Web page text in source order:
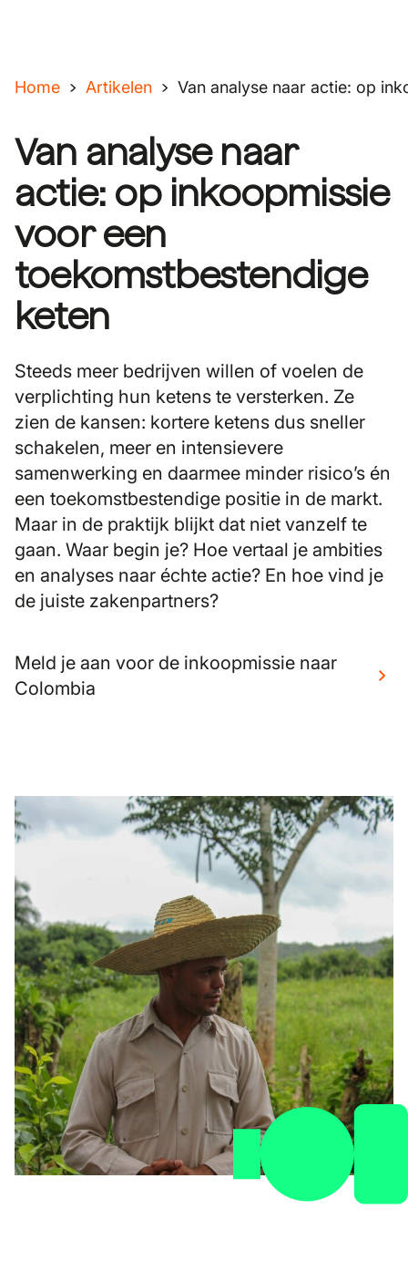
Home Artikelen Van analyse naar actie: op
Van analyse naar
actie: op inkoopmissie
voor een
toekomstbestendige
keten
Steeds meer bedrijven willen of voelen de
verplichting hun ketens te versterken. Ze
zien de kansen: kortere ketens dus sneller
schakelen, meer en intensievere
samenwerking en daarmee minder risico’s én
een toekomstbestendige positie in de markt.
Maar in de praktijk blijkt dat niet vanzelf te
gaan. Waar begin je? Hoe vertaal je ambities
en analyses naar échte actie? En hoe vind je
de juiste zakenpartners?
Meld je aan voor de inkoopmissie naar
Colombia